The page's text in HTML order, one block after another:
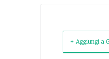
+ Aggiungi a